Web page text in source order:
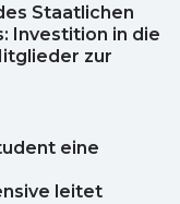
Staatlichen
Investition in die
zur
eine
leitet